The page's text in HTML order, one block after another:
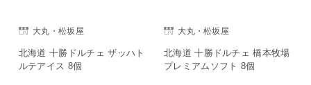
大丸・松坂屋
北海道 十勝ドルチェ ザッハト
ルテアイス 8個
大丸・松坂屋
北海道 十勝ドルチェ 橋本牧場
プレミアムソフト 8個